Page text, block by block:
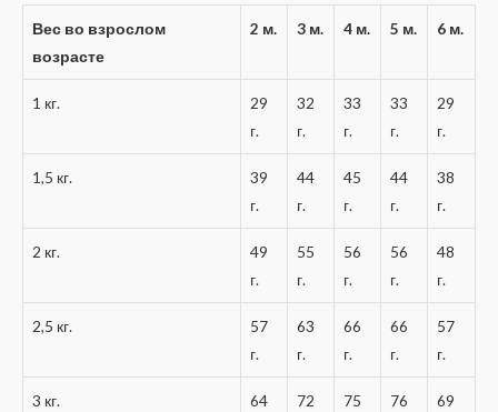
Вес во взрослом
возрасте
2 м. 3 м. 4 м. 5 м. 6 м.
1 кг.
29
г.
32
г.
33
г.
33
г.
29
г.
1,5 кг.
39
г.
44
г.
45
г.
44
г.
38
г.
2 кг.
49
г.
55
г.
56
г.
56
г.
48
г.
2,5 кг.
57
г.
63
г.
66
г.
66
г.
57
г.
3 кг.
64
72
75
76
69